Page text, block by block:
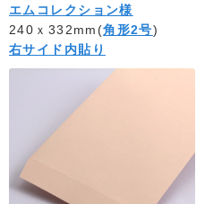
エムコレクション様
240ｘ332mm(角形2号)
右サイド内貼り